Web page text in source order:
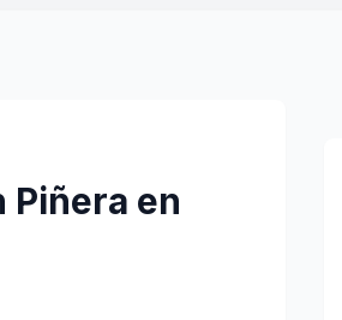
Piñera en